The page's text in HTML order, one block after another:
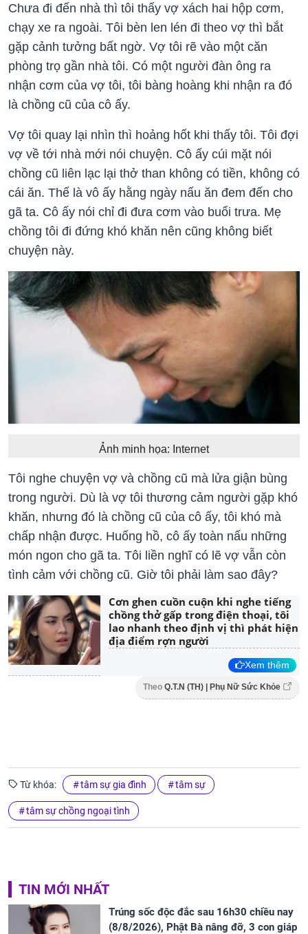
Chưa đi đến nhà thì tôi thấy vợ xách hai hộp cơm,
chạy xe ra ngoài. Tôi bèn len lén đi theo vợ thì bắt
gặp cảnh tưởng bất ngờ. Vợ tôi rẽ vào một căn
phòng trọ gần nhà tôi. Có một người đàn ông ra
nhận cơm của vợ tôi, tôi bàng hoàng khi nhận ra đó
là chồng cũ của cô ấy.
Vợ tôi quay lại nhìn thì hoảng hốt khi thấy tôi. Tôi đợi
vợ về tới nhà mới nói chuyện. Cô ấy cúi mặt nói
chồng cũ liên lạc lại thở than không có tiền, không có
cái ăn. Thế là vô ấy hằng ngày nấu ăn đem đến cho
gã ta. Cô ấy nói chỉ đi đưa cơm vào buổi trưa. Mẹ
chồng tôi đi đứng khó khăn nên cũng không biết
chuyện này.
Ảnh minh họa: Internet
Tôi nghe chuyện vợ và chồng cũ mà lửa giận bùng
trong người. Dù là vợ tôi thương cảm người gặp khó
khăn, nhưng đó là chồng cũ của cô ấy, tôi khó mà
chấp nhận được. Huống hồ, cô ấy toàn nấu những
món ngon cho gã ta. Tôi liền nghĩ có lẽ vợ vẫn còn
tình cảm với chồng cũ. Giờ tôi phải làm sao đây?
Cơn ghen cuồn cuộn khi nghe tiếng
chồng thở gấp trong điện thoại, tôi
lao nhanh theo định vị thì phát hiện
địa điểm rợn người
Xem thêm
Theo Q.T.N (TH) | Phụ Nữ Sức Khỏe
Từ khóa: tâm sự gia đình tâm sự
tâm sự chồng ngoại tình
TIN MỚI NHẤT
Trúng sốc độc đắc sau 16h30 chiều nay
(8/8/2026), Phật Bà nâng đỡ, 3 con giáp